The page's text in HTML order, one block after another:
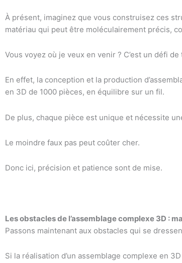
À présent, imaginez que vous construisez ces
matériau qui peut être moléculairement précis,
Vous voyez où je veux en venir ? C’est un défi de
En effet, la conception et la production
en 3D de 1000 pièces, en équilibre sur un fil.
De plus, chaque pièce est unique et nécessite
Le moindre faux pas peut coûter cher.
Donc ici, précision et patience sont de mise.
Les obstacles de l’assemblage complexe 3D :
Passons maintenant aux obstacles qui se
Si la réalisation d’un assemblage complexe en